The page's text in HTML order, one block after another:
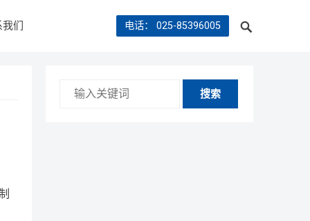
们 电话： 025-85396005
搜索